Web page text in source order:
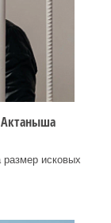
Актаныша
исковых